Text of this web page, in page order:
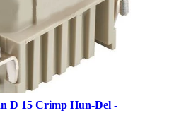
D 15 Crimp Hun-Del -